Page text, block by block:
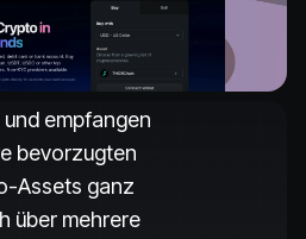
empfangen
bevorzugten
Assets ganz
über mehrere